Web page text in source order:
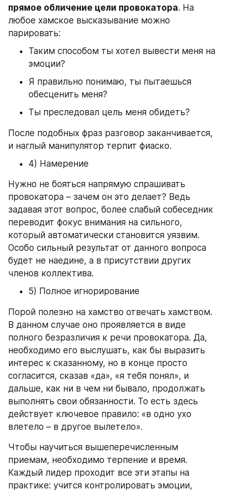
прямое обличение цели провокатора. На
любое хамское высказывание можно
парировать:
Таким способом ты хотел вывести меня на
эмоции?
Я правильно понимаю, ты пытаешься
обесценить меня?
Ты преследовал цель меня обидеть?
После подобных фраз разговор заканчивается,
и наглый манипулятор терпит фиаско.
4) Намерение
Нужно не бояться напрямую спрашивать
провокатора – зачем он это делает? Ведь
задавая этот вопрос, более слабый собеседник
переводит фокус внимания на сильного,
который автоматически становится уязвим.
Особо сильный результат от данного вопроса
будет не наедине, а в присутствии других
членов коллектива.
5) Полное игнорирование
Порой полезно на хамство отвечать хамством.
В данном случае оно проявляется в виде
полного безразличия к речи провокатора. Да,
необходимо его выслушать, как бы выразить
интерес к сказанному, но в конце просто
согласится, сказав «да», «я тебя понял», и
дальше, как ни в чем ни бывало, продолжать
выполнять свои обязанности. То есть здесь
действует ключевое правило: «в одно ухо
влетело – в другое вылетело».
Чтобы научиться вышеперечисленным
приемам, необходимо терпение и время.
Каждый лидер проходит все эти этапы на
практике: учится контролировать эмоции,